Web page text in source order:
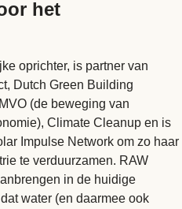
het
oprichter, is partner van
Dutch Green Building
(de beweging van
Climate Cleanup en is
Impulse Network om zo haar
te verduurzamen. RAW
in de huidige
water (en daarmee ook